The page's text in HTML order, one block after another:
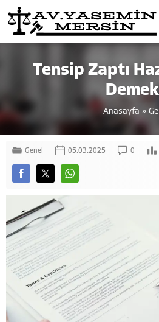
Tensip Zaptı
Anasayfa »
Genel 05.03.2025 0